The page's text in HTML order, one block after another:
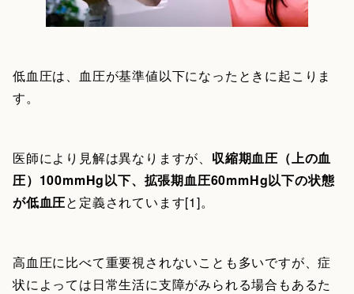
低血圧は、血圧が基準値以下になったときに起こりま
す。
医師により見解は異なりますが、 収縮期血圧（上の血
圧）100mmHg以下、拡張期血圧60mmHg以下の状態
が低血圧と定義されています[1]。
高血圧に比べて重要視されないことも多いですが、症
状によっては日常生活に支障がみられる場合もあるた